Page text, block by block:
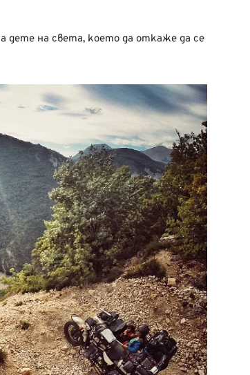
дете на света, което да откаже да се